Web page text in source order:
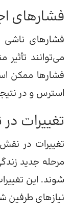
فشارهای
فشارهای ناشی
می‌توانند
فشارها ممکن
استرس و در
تغییرات
تغییرات در
مرحله جدید
شوند. این
نیازهای طرفین